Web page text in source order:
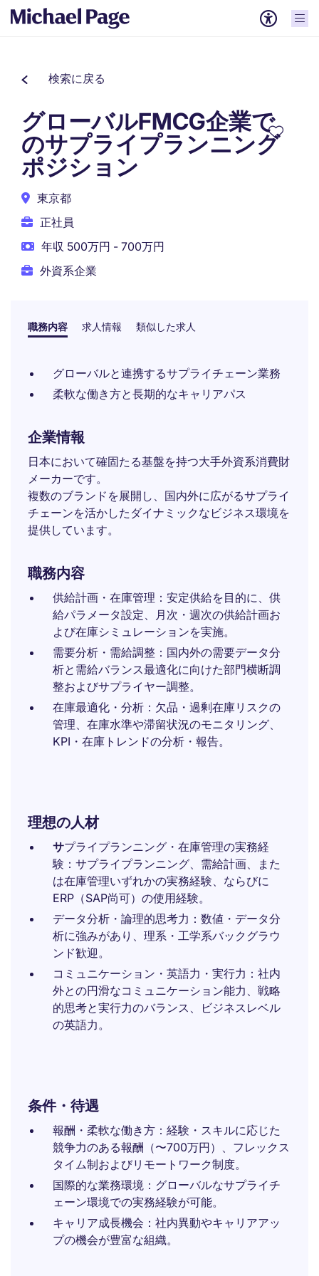
検索に戻る
グローバルFMCG企業で
のサプライプランニング
ポジション
東京都
正社員
年収 500万円 - 700万円
外資系企業
職務内容 求人情報 類似した求人
グローバルと連携するサプライチェーン業務
柔軟な働き方と長期的なキャリアパス
企業情報
日本において確固たる基盤を持つ大手外資系消費財
メーカーです。
複数のブランドを展開し、国内外に広がるサプライ
チェーンを活かしたダイナミックなビジネス環境を
提供しています。
職務内容
供給計画・在庫管理：安定供給を目的に、供
給パラメータ設定、月次・週次の供給計画お
よび在庫シミュレーションを実施。
需要分析・需給調整：国内外の需要データ分
析と需給バランス最適化に向けた部門横断調
整およびサプライヤー調整。
在庫最適化・分析：欠品・過剰在庫リスクの
管理、在庫水準や滞留状況のモニタリング、
KPI・在庫トレンドの分析・報告。
理想の人材
サプライプランニング・在庫管理の実務経
験：サプライプランニング、需給計画、また
は在庫管理いずれかの実務経験、ならびに
ERP（SAP尚可）の使用経験。
データ分析・論理的思考力：数値・データ分
析に強みがあり、理系・工学系バックグラウ
ンド歓迎。
コミュニケーション・英語力・実行力：社内
外との円滑なコミュニケーション能力、戦略
的思考と実行力のバランス、ビジネスレベル
の英語力。
条件・待遇
報酬・柔軟な働き方：経験・スキルに応じた
競争力のある報酬（〜700万円）、フレックス
タイム制およびリモートワーク制度。
国際的な業務環境：グローバルなサプライチ
ェーン環境での実務経験が可能。
キャリア成長機会：社内異動やキャリアアッ
プの機会が豊富な組織。